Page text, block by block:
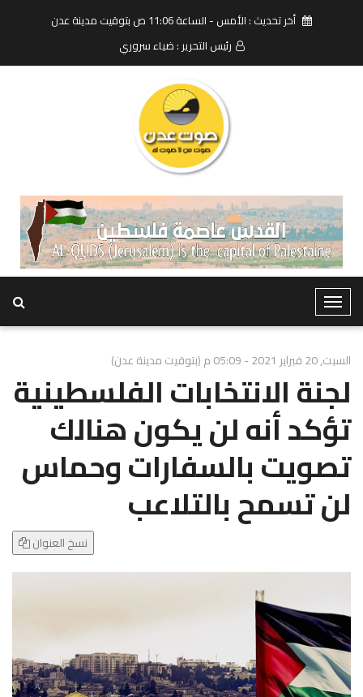
أخر تحديث : الأمس - الساعة 11:06 ص بتوقيت مدينة عدن
رئيس التحرير : ضياء سروري
T
o
g
l
e
N
a
v
i
g
a
o
السبت, 20 فبراير 2021 - 05:09 م (بتوقيت مدينة عدن)
لجنة الانتخابات الفلسطينية
تؤكد أنه لن يكون هنالك
تصويت بالسفارات وحماس
لن تسمح بالتلاعب
نسخ العنوان